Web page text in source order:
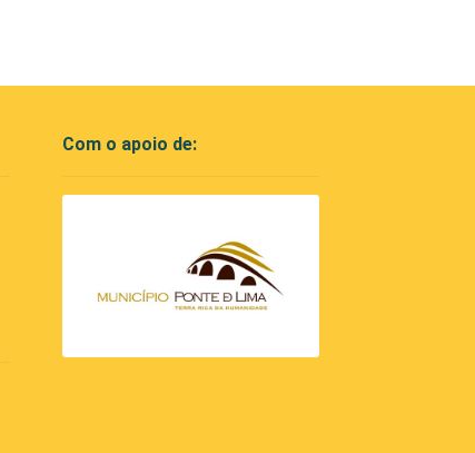
Com o apoio de: